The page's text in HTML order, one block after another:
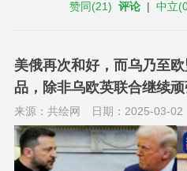
赞同(21) 评论 |中立(
美俄再次和好，而乌乃至
品，除非乌欧英联合继续顽
来源：共绘网 日期：2025-03-02